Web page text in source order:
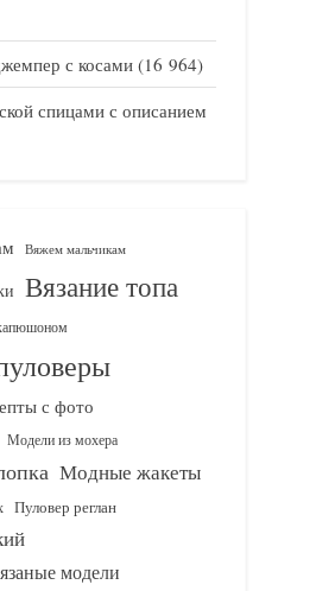
с косами (16 964)
спицами с описанием
Вяжем мальчикам
Вязание топа
с фото
Модели из мохера
Модные жакеты
Пуловер реглан
модели